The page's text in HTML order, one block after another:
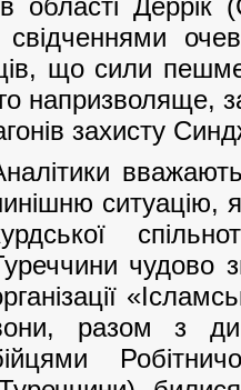
Деррік
що сили
напризволяще,
захисту
ситуацію,
чудово
разом з